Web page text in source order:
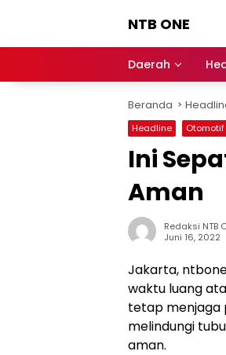
NTB ONE
dan
Berita
Lombok
Daerah
Beranda
Headline Otomotif
Ini
Aman
Redaksi NTB
Juni 16, 2022
Jakarta,
waktu luang
tetap menjaga
melindungi
aman.